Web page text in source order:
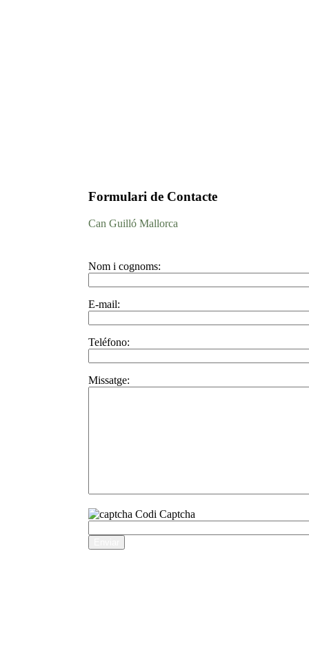
Formulari de Contacte
Can Guilló Mallorca
Nom i cognoms:
E-mail:
Teléfono:
Missatge:
Codi Captcha